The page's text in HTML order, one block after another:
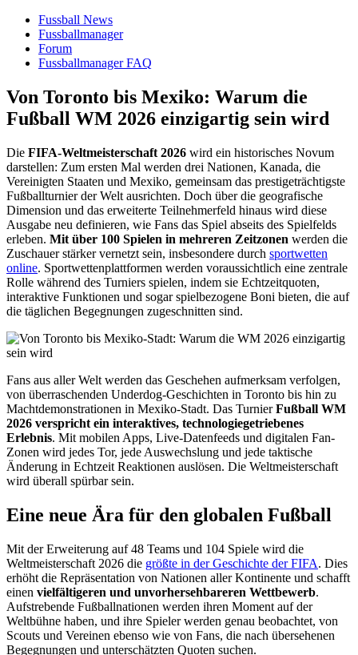
Fussball News
Fussballmanager
Forum
Fussballmanager FAQ
Von Toronto bis Mexiko: Warum die
Fußball WM 2026 einzigartig sein wird
Die FIFA-Weltmeisterschaft 2026 wird ein historisches Novum
darstellen: Zum ersten Mal werden drei Nationen, Kanada, die
Vereinigten Staaten und Mexiko, gemeinsam das prestigeträchtigste
Fußballturnier der Welt ausrichten. Doch über die geografische
Dimension und das erweiterte Teilnehmerfeld hinaus wird diese
Ausgabe neu definieren, wie Fans das Spiel abseits des Spielfelds
erleben. Mit über 100 Spielen in mehreren Zeitzonen werden die
Zuschauer stärker vernetzt sein, insbesondere durch sportwetten
online. Sportwettenplattformen werden voraussichtlich eine zentrale
Rolle während des Turniers spielen, indem sie Echtzeitquoten,
interaktive Funktionen und sogar spielbezogene Boni bieten, die auf
die täglichen Begegnungen zugeschnitten sind.
Fans aus aller Welt werden das Geschehen aufmerksam verfolgen,
von überraschenden Underdog-Geschichten in Toronto bis hin zu
Machtdemonstrationen in Mexiko-Stadt. Das TurnierFußball WM
2026 verspricht ein interaktives, technologiegetriebenes
Erlebnis. Mit mobilen Apps, Live-Datenfeeds und digitalen Fan-
Zonen wird jedes Tor, jede Auswechslung und jede taktische
Änderung in Echtzeit Reaktionen auslösen. Die Weltmeisterschaft
wird überall spürbar sein.
Eine neue Ära für den globalen Fußball
Mit der Erweiterung auf 48 Teams und 104 Spiele wird die
Weltmeisterschaft 2026 die größte in der Geschichte der FIFA. Dies
erhöht die Repräsentation von Nationen aller Kontinente und schafft
einen vielfältigeren und unvorhersehbareren Wettbewerb.
Aufstrebende Fußballnationen werden ihren Moment auf der
Weltbühne haben, und ihre Spieler werden genau beobachtet, von
Scouts und Vereinen ebenso wie von Fans, die nach übersehenen
Begegnungen und unterschätzten Quoten suchen.